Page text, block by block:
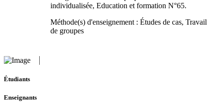
individualisée, Education et formation N°65.
Méthode(s) d'enseignement : Études de cas, Travail
de groupes
Étudiants
Enseignants